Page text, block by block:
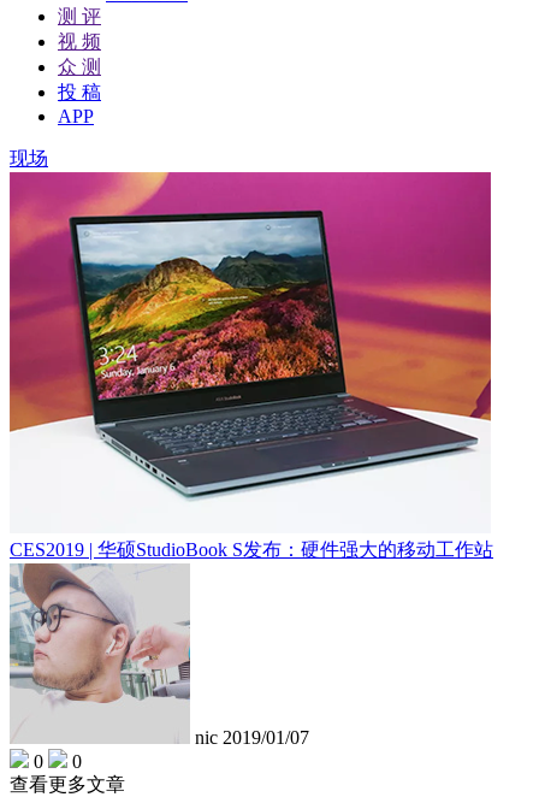
测 评
视 频
众 测
投 稿
APP
现场
CES2019 | 华硕StudioBook S发布：硬件强大的移动工作站
nic 2019/01/07
0
0
查看更多文章